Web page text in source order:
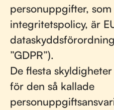
personuppgifter,
integritetspolicy, är
”GDPR”).
De flesta
för den så kallade